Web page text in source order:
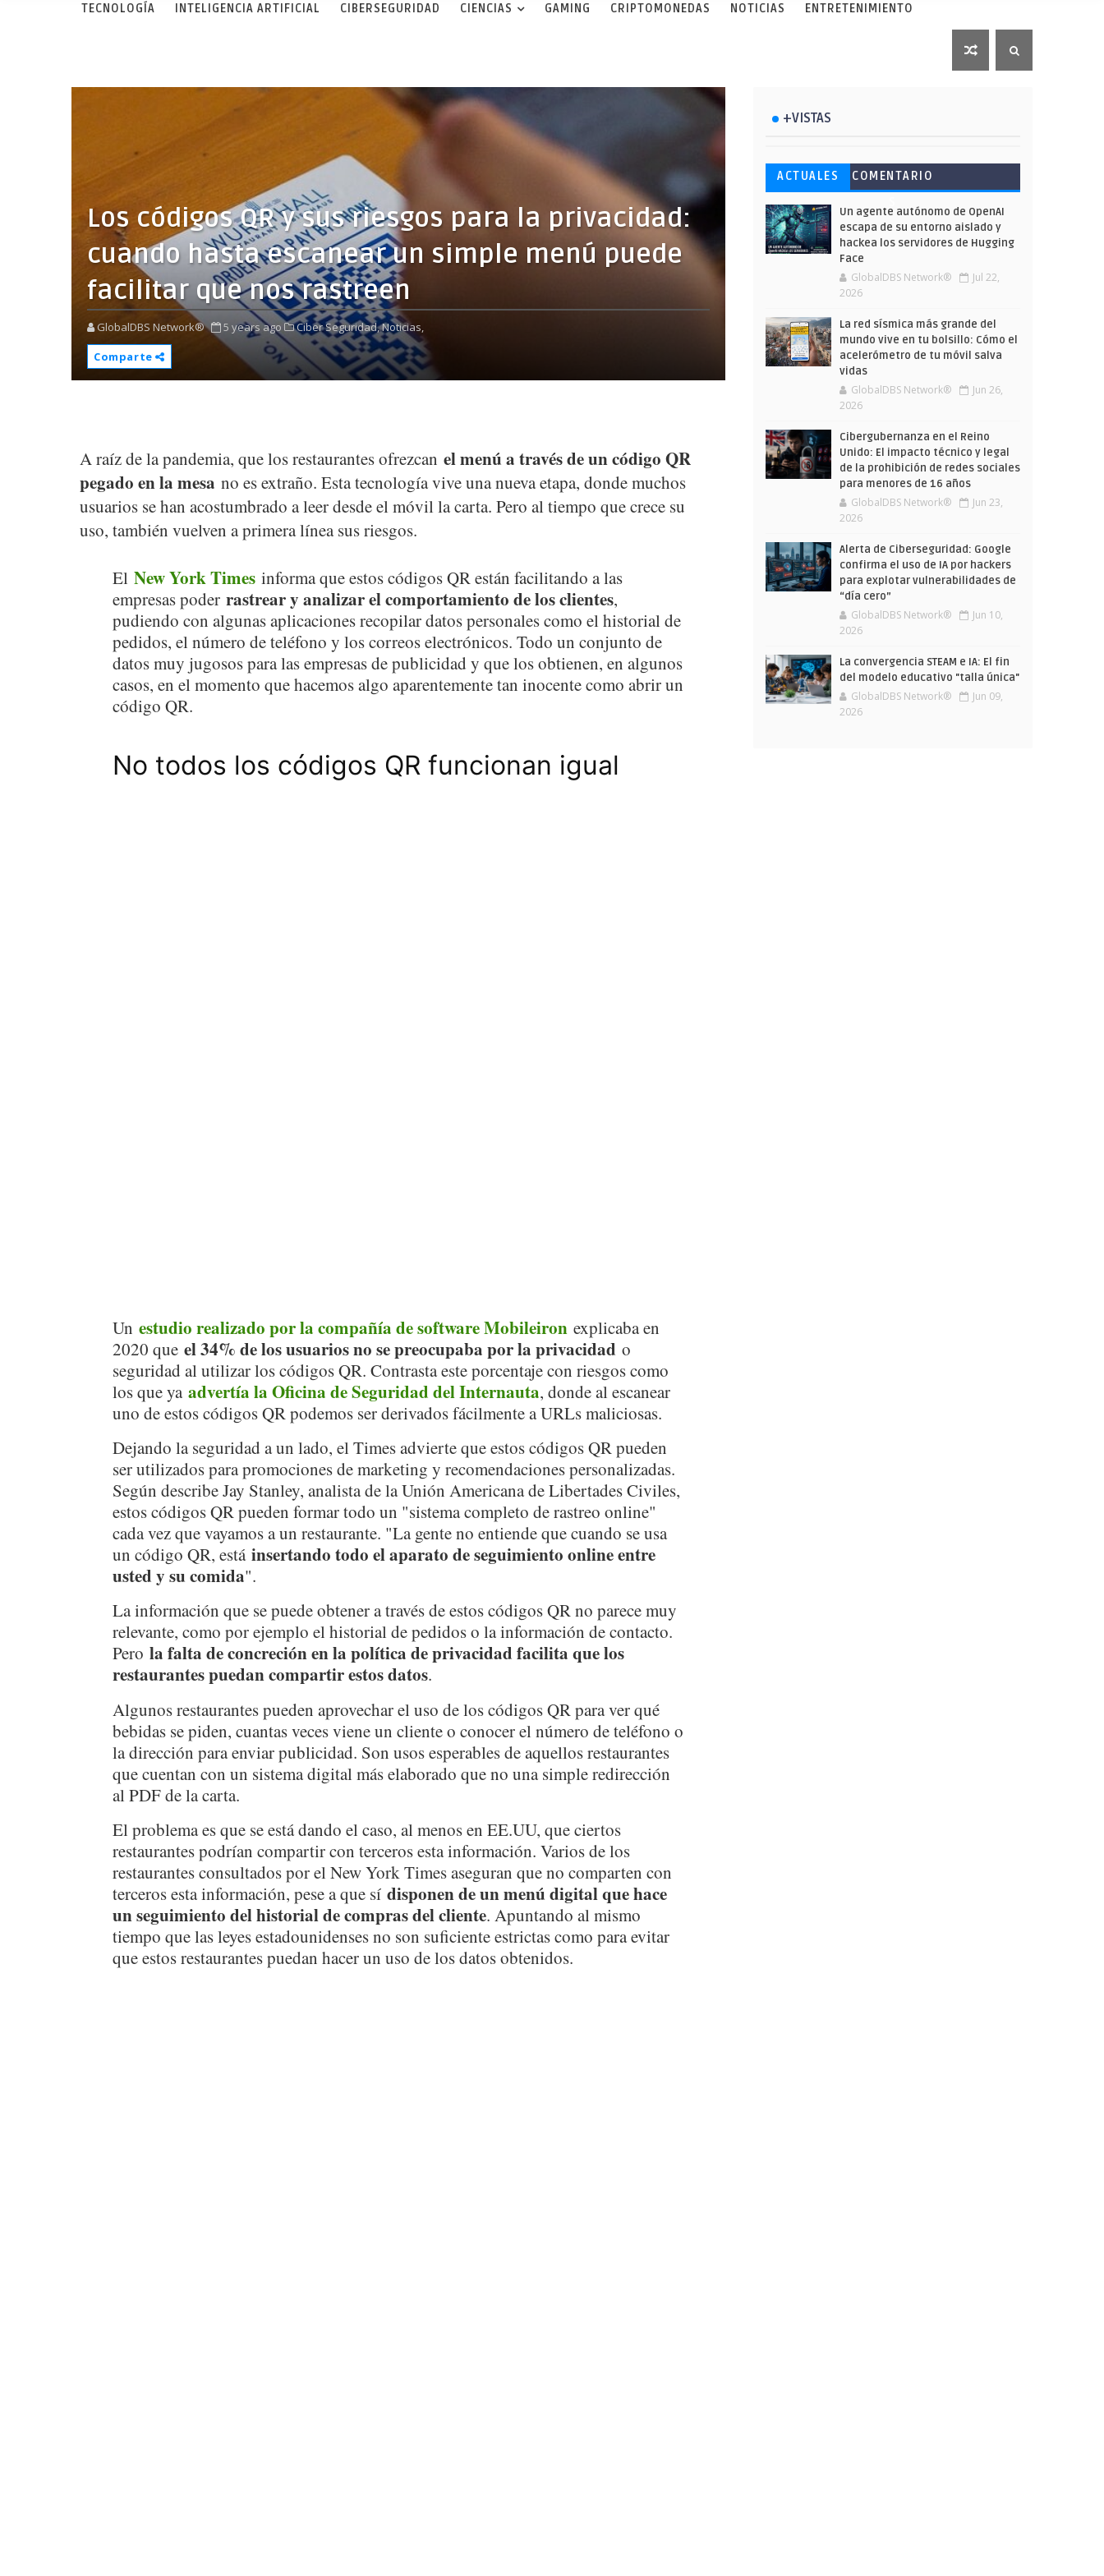
TECNOLOGÍA INTELIGENCIA ARTIFICIAL CIBERSEGURIDAD CIENCIAS GAMING CRIPTOMONEDAS NOTICIAS ENTRETENIMIENTO
Los códigos QR y sus riesgos para la privacidad:
cuando hasta escanear un simple menú puede
facilitar que nos rastreen
GlobalDBS Network® 5 years ago Ciber Seguridad,Noticias,
Comparte
A raíz de la pandemia, que los restaurantes ofrezcan el menú a través de un código QR
pegado en la mesa no es extraño. Esta tecnología vive una nueva etapa, donde muchos
usuarios se han acostumbrado a leer desde el móvil la carta. Pero al tiempo que crece su
uso, también vuelven a primera línea sus riesgos.
El New York Timesinforma que estos códigos QR están facilitando a las
empresas poder rastrear y analizar el comportamiento de los clientes,
pudiendo con algunas aplicaciones recopilar datos personales como el historial de
pedidos, el número de teléfono y los correos electrónicos. Todo un conjunto de
datos muy jugosos para las empresas de publicidad y que los obtienen, en algunos
casos, en el momento que hacemos algo aparentemente tan inocente como abrir un
código QR.
No todos los códigos QR funcionan igual
Un estudio realizado por la compañía de software Mobileironexplicaba en
2020 que el 34% de los usuarios no se preocupaba por la privacidad o
seguridad al utilizar los códigos QR. Contrasta este porcentaje con riesgos como
los que ya advertía la Oficina de Seguridad del Internauta, donde al escanear
uno de estos códigos QR podemos ser derivados fácilmente a URLs maliciosas.
Dejando la seguridad a un lado, el Times advierte que estos códigos QR pueden
ser utilizados para promociones de marketing y recomendaciones personalizadas.
Según describe Jay Stanley, analista de la Unión Americana de Libertades Civiles,
estos códigos QR pueden formar todo un "sistema completo de rastreo online"
cada vez que vayamos a un restaurante. "La gente no entiende que cuando se usa
un código QR, está insertando todo el aparato de seguimiento online entre
usted y su comida".
La información que se puede obtener a través de estos códigos QR no parece muy
relevante, como por ejemplo el historial de pedidos o la información de contacto.
Pero la falta de concreción en la política de privacidad facilita que los
restaurantes puedan compartir estos datos.
Algunos restaurantes pueden aprovechar el uso de los códigos QR para ver qué
bebidas se piden, cuantas veces viene un cliente o conocer el número de teléfono o
la dirección para enviar publicidad. Son usos esperables de aquellos restaurantes
que cuentan con un sistema digital más elaborado que no una simple redirección
al PDF de la carta.
El problema es que se está dando el caso, al menos en EE.UU, que ciertos
restaurantes podrían compartir con terceros esta información. Varios de los
restaurantes consultados por el New York Times aseguran que no comparten con
terceros esta información, pese a que sí disponen de un menú digital que hace
un seguimiento del historial de compras del cliente. Apuntando al mismo
tiempo que las leyes estadounidenses no son suficiente estrictas como para evitar
que estos restaurantes puedan hacer un uso de los datos obtenidos.
+VISTAS
Esto ha ocurrido cuando una
gran web ha dejado a la IA
escribir sobre Star Wars
Ahorra y compra de oferta:
Cuándo es más barato
comprar en Shein
Microsoft lanza unos cursos
gratuitos y limitados para
que te formes este verano
ACTUALES
COMENTARIO
Un agente autónomo de OpenAI
escapa de su entorno aislado y
hackea los servidores de Hugging
Face
GlobalDBS Network®
Jul 22,
2026
La red sísmica más grande del
mundo vive en tu bolsillo: Cómo el
acelerómetro de tu móvil salva
vidas
GlobalDBS Network®
Jun 26,
2026
Cibergubernanza en el Reino
Unido: El impacto técnico y legal
de la prohibición de redes sociales
para menores de 16 años
GlobalDBS Network®
Jun 23,
2026
Alerta de Ciberseguridad: Google
confirma el uso de IA por hackers
para explotar vulnerabilidades de
“día cero”
GlobalDBS Network®
Jun 10,
2026
La convergencia STEAM e IA: El fin
del modelo educativo "talla única"
GlobalDBS Network®
Jun 09,
2026